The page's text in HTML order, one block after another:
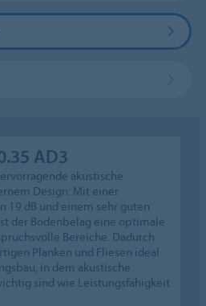
AD3
akustische
Design: Mit einer
19 dB und einem sehr guten
der Bodenbelag eine optimale
Bereiche. Dadurch
Planken und Fliesen ideal
in dem akustische
sind wie Leistungsfähigkeit